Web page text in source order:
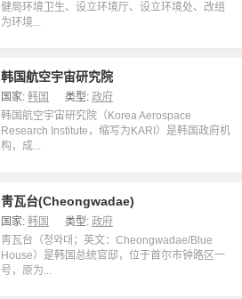
健局环境卫生、设立环境厅、设立环境处、改组
为环境...
韩国航空宇宙研究院
国家: 韩国 类型: 政府
韩国航空宇宙研究院（Korea Aerospace
Research Institute，缩写为KARI）是韩国政府机
构，成...
靑瓦台(Cheongwadae)
国家: 韩国 类型: 政府
靑瓦台（청와대；英文：Cheongwadae/Blue
House）是韩国总统官邸，位于首尔市钟路区一
号，原为...